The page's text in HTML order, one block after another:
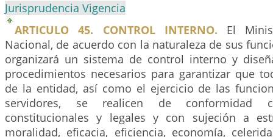
Jurisprudencia Vigencia
ARTICULO 45. CONTROL INTERNO. El
Nacional, de acuerdo con la naturaleza de sus
organizará un sistema de control interno y
procedimientos necesarios para garantizar que
de la entidad, así como el ejercicio de las
servidores, se realicen de conformidad
constitucionales y legales y con sujeción a
moralidad, eficacia, eficiencia, economía,